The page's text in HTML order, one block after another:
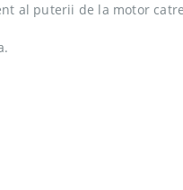
al puterii de la motor